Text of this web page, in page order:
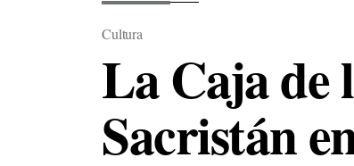
Cultura
La Caja de
Sacristán